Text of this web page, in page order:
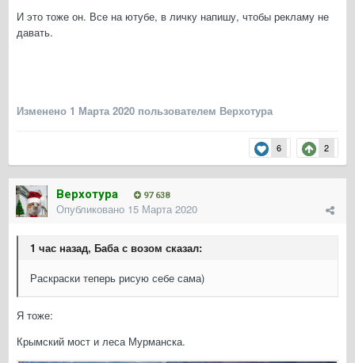
И это тоже он. Все на ютубе, в личку напишу, чтобы рекламу не
давать.
Изменено 1 Марта 2020 пользователем Верхотура
6 2
Верхотура 97 638
Опубликовано 15 Марта 2020
1 час назад, Баба с возом сказал:
Раскраски теперь рисую себе сама)
Я тоже:
Крымский мост и леса Мурманска.